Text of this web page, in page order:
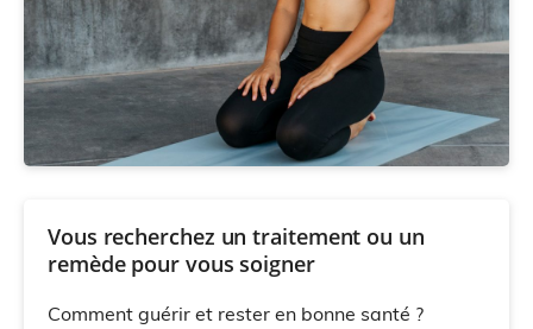
Vous recherchez un traitement ou un
remède pour vous soigner
Comment guérir et rester en bonne santé ?